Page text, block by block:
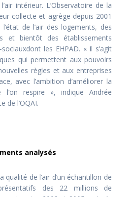
intérieur. L’Observatoire de la
collecte et agrège depuis 2001
de l’air des logements, des
et bientôt des établissements
les EHPAD. « Il s’agit
qui permettent aux pouvoirs
règles et aux entreprises
avec l’ambition d’améliorer la
l’on respire », indique Andrée
de l’OQAI.
analysés
qualité de l’air d’un échantillon de
des 22 millions de